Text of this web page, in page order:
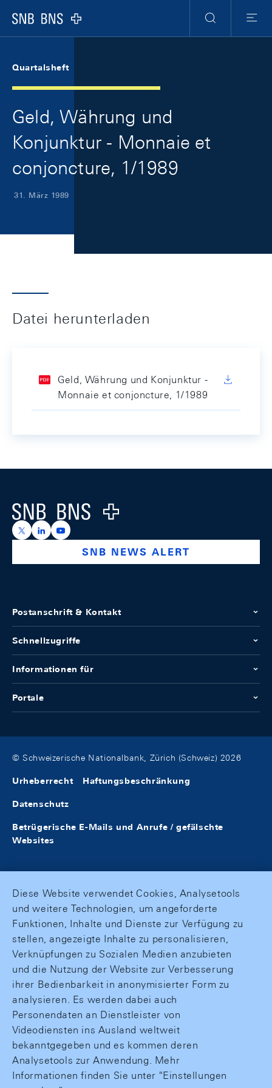
Logo
Suche
Menu
Quartalsheft
Geld, Währung und
Konjunktur - Monnaie et
conjoncture, 1/1989
31. März 1989
Datei herunterladen
Geld, Währung und Konjunktur -
Monnaie et conjoncture, 1/1989
Logo
https://x.com/snb_bns
https://ch.linkedin.com/company/swiss-national-
https://www.youtube.com/@swissnationalbank
SNB NEWS ALERT
Postanschrift & Kontakt
Schnellzugriffe
Informationen für
Portale
© Schweizerische Nationalbank, Zürich (Schweiz) 2026
Urheberrecht Haftungsbeschränkung
Datenschutz
Betrügerische E-Mails und Anrufe / gefälschte
Websites
Diese Website verwendet Cookies, Analysetools
und weitere Technologien, um angeforderte
Funktionen, Inhalte und Dienste zur Verfügung zu
stellen, angezeigte Inhalte zu personalisieren,
Verknüpfungen zu Sozialen Medien anzubieten
und die Nutzung der Website zur Verbesserung
ihrer Bedienbarkeit in anonymisierter Form zu
analysieren. Es werden dabei auch
Personendaten an Dienstleister von
Videodiensten ins Ausland weltweit
bekanntgegeben und es kommen deren
Analysetools zur Anwendung. Mehr
Informationen finden Sie unter "Einstellungen